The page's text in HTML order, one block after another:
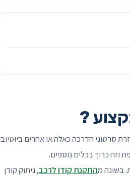
?
סרטוני הדרכה כאלה או אחרים ביוטיוב
וזה כרוך בכלים נוספים.
בשונה מהתקנת קודן לרכב, ניתוק קודן